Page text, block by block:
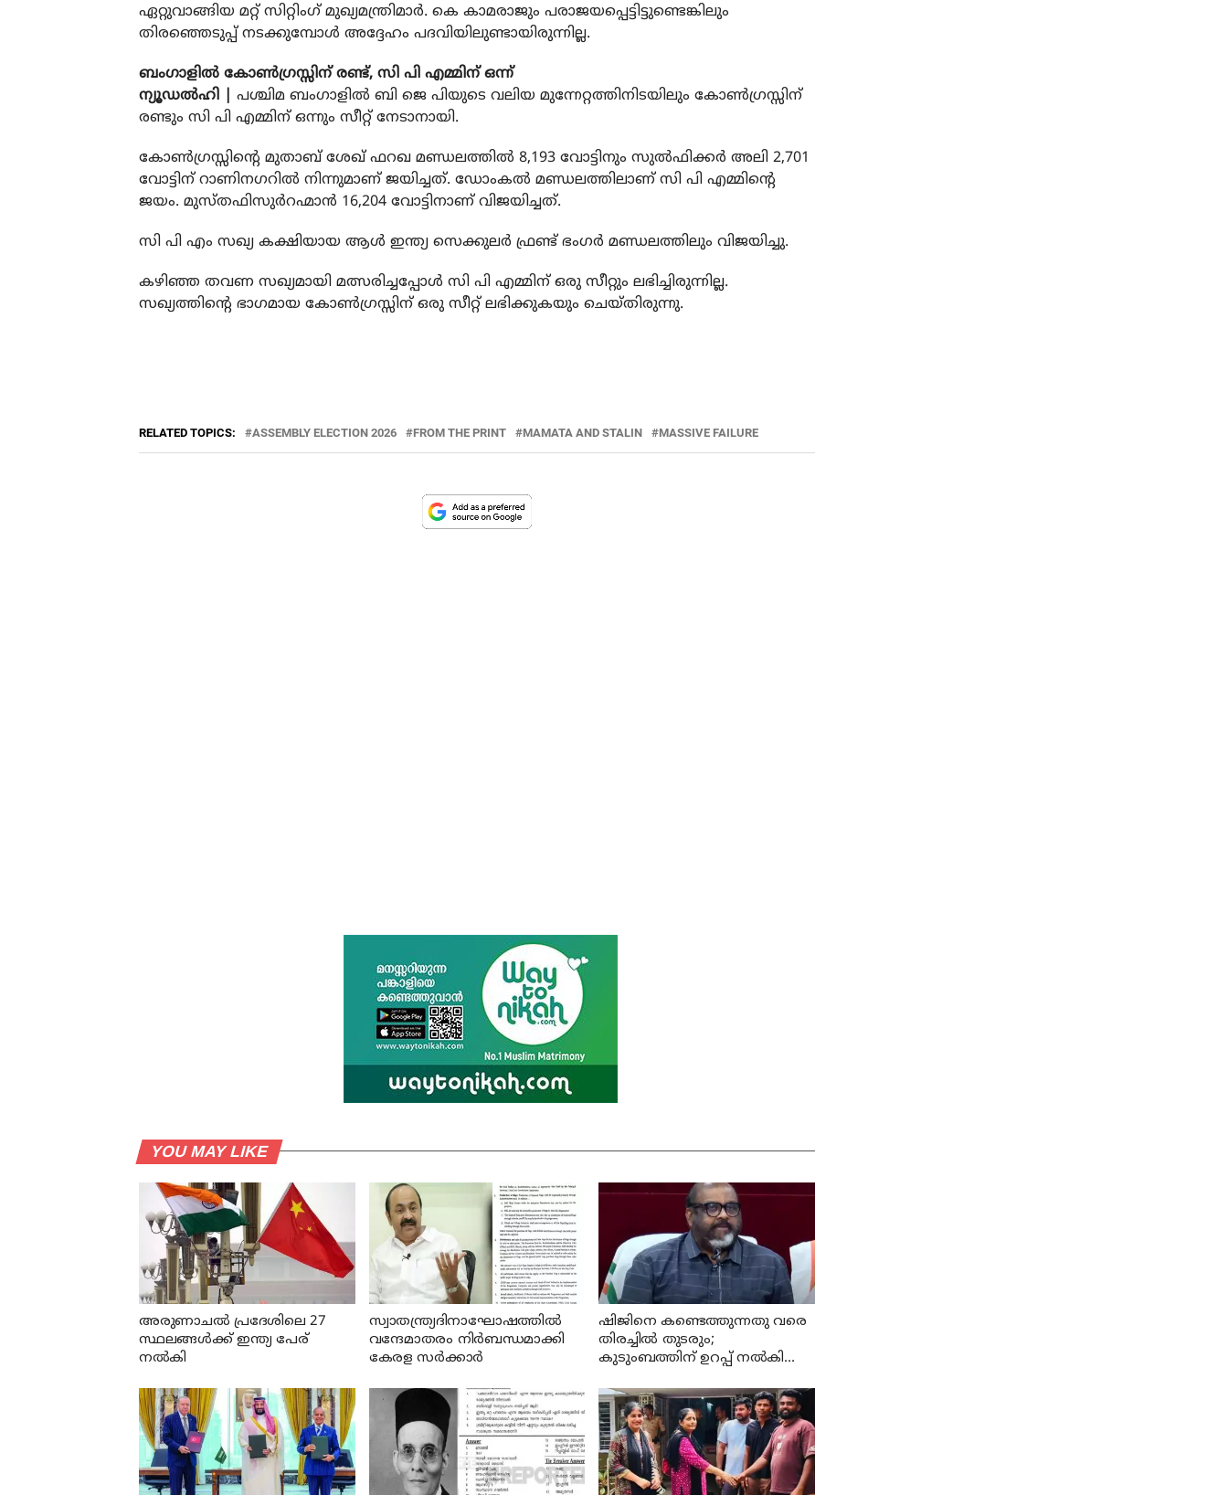
ഏറ്റുവാങ്ങിയ മറ്റ് സിറ്റിംഗ് മുഖ്യമന്ത്രിമാര്‍. കെ കാമരാജും പരാജയപ്പെട്ടിട്ടുണ്ടെങ്കിലും
തിരഞ്ഞെടുപ്പ് നടക്കുമ്പോള്‍ അദ്ദേഹം പദവിയിലുണ്ടായിരുന്നില്ല.
ബംഗാളില്‍ കോണ്‍ഗ്രസ്സിന് രണ്ട്, സി പി എമ്മിന് ഒന്ന്
ന്യൂഡല്‍ഹി |
പശ്ചിമ ബംഗാളില്‍ ബി ജെ പിയുടെ വലിയ മുന്നേറ്റത്തിനിടയിലും കോണ്‍ഗ്രസ്സിന്
രണ്ടും സി പി എമ്മിന് ഒന്നും സീറ്റ് നേടാനായി.
കോണ്‍ഗ്രസ്സിന്റെ മുതാബ് ശേഖ് ഫറഖ മണ്ഡലത്തില്‍ 8,193 വോട്ടിനും സുല്‍ഫിക്കര്‍ അലി 2,701
വോട്ടിന് റാണിനഗറില്‍ നിന്നുമാണ് ജയിച്ചത്. ഡോംകല്‍ മണ്ഡലത്തിലാണ് സി പി എമ്മിന്റെ
ജയം. മുസ്തഫിസുര്‍റഹ്മാന്‍ 16,204 വോട്ടിനാണ് വിജയിച്ചത്.
സി പി എം സഖ്യ കക്ഷിയായ ആള്‍ ഇന്ത്യ സെക്കുലര്‍ ഫ്രണ്ട് ഭംഗര്‍ മണ്ഡലത്തിലും വിജയിച്ചു.
കഴിഞ്ഞ തവണ സഖ്യമായി മത്സരിച്ചപ്പോള്‍ സി പി എമ്മിന് ഒരു സീറ്റും ലഭിച്ചിരുന്നില്ല.
സഖ്യത്തിന്റെ ഭാഗമായ കോണ്‍ഗ്രസ്സിന് ഒരു സീറ്റ് ലഭിക്കുകയും ചെയ്തിരുന്നു.
RELATED TOPICS: ASSEMBLY ELECTION 2026 FROM THE PRINT MAMATA AND STALIN MASSIVE FAILURE
YOU MAY LIKE
അരുണാചല്‍ പ്രദേശിലെ 27
സ്ഥലങ്ങള്‍ക്ക് ഇന്ത്യ പേര്
നല്‍കി
സ്വാതന്ത്ര്യദിനാഘോഷത്തില്‍
വന്ദേമാതരം നിര്‍ബന്ധമാക്കി
കേരള സര്‍ക്കാര്‍
ഷിജിനെ കണ്ടെത്തുന്നതു വരെ
തിരച്ചില്‍ തുടരും;
കുടുംബത്തിന് ഉറപ്പ് നല്‍കി